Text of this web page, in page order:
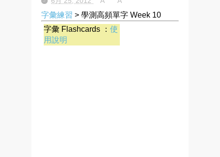
字彙練習 > 學測高頻單字 Week 10
字彙 Flashcards ： 使
用說明